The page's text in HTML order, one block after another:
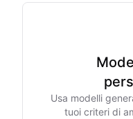
Usa modelli
tuoi criteri di